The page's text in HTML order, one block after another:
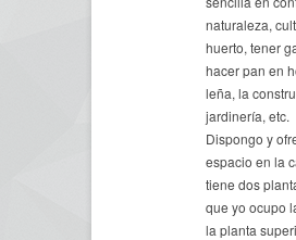
naturaleza,
huerto, tener
hacer pan en
leña, la
jardinería, etc.
Dispongo y
espacio en la
tiene dos
que yo ocupo
la planta